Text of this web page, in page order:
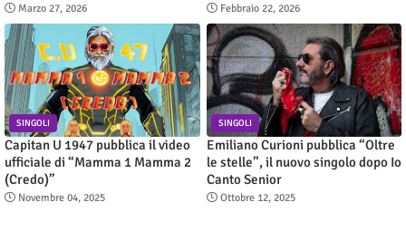
Marzo 27, 2026 Febbraio 22, 2026
SINGOLI
Capitan U 1947 pubblica il video
ufficiale di “Mamma 1 Mamma 2
(Credo)”
Novembre 04, 2025
SINGOLI
Emiliano Curioni pubblica “Oltre
le stelle”, il nuovo singolo dopo Io
Canto Senior
Ottobre 12, 2025